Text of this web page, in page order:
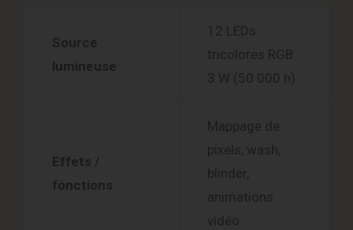
Source
lumineuse
12 LEDs
tricolores RGB
3 W (50 000 h)
Effets /
fonctions
Mappage de
pixels, wash,
blinder,
animations
vidéo